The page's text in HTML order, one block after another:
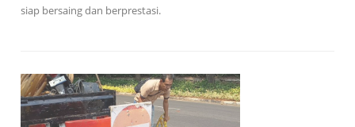
siap bersaing dan berprestasi.